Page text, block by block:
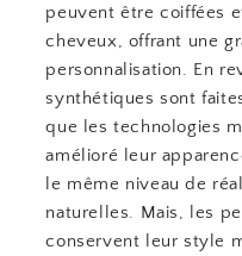
peuvent être coiffées
cheveux, offrant une
personnalisation. En
synthétiques sont
que les technologies
amélioré leur
le même niveau de
naturelles. Mais, les
conservent leur style